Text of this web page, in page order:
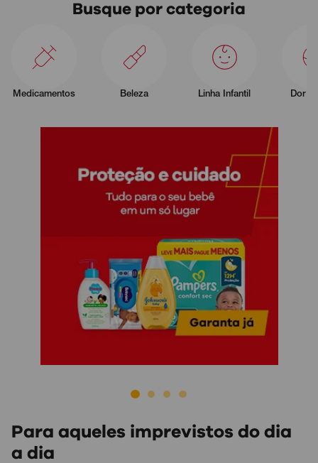
Busque por categoria
Medicamentos Beleza Linha Infantil Dor e
Para aqueles imprevistos do dia
a dia